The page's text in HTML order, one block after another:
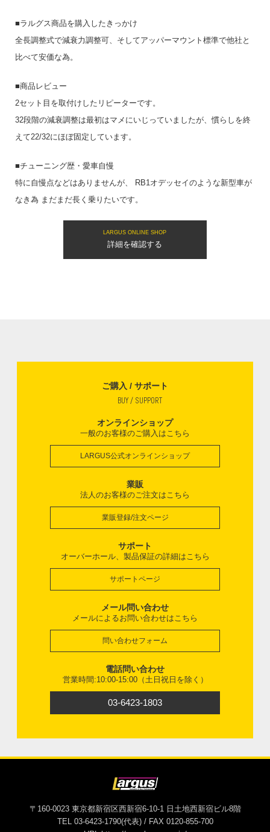
■ラルグス商品を購入したきっかけ
全長調整式で減衰力調整可、そしてアッパーマウント標準で他社と
比べて安価な為。
■商品レビュー
2セット目を取付けしたリピーターです。
32段階の減衰調整は最初はマメにいじっていましたが、慣らしを終
えて22/32にほぼ固定しています。
■チューニング歴・愛車自慢
特に自慢点などはありませんが、 RB1オデッセイのような新型車が
なき為 まだまだ長く乗りたいです。
LARGUS ONLINE SHOP
詳細を確認する
ご購入 / サポート
BUY / SUPPORT
オンラインショップ
一般のお客様のご購入はこちら
LARGUS公式オンラインショップ
業販
法人のお客様のご注文はこちら
業販登録/注文ページ
サポート
オーバーホール、製品保証の詳細はこちら
サポートページ
メール問い合わせ
メールによるお問い合わせはこちら
問い合わせフォーム
電話問い合わせ
営業時間:10:00-15:00（土日祝日を除く）
03-6423-1803
〒160-0023 東京都新宿区西新宿6-10-1 日土地西新宿ビル8階
TEL 03-6423-1790(代表) / FAX 0120-855-700